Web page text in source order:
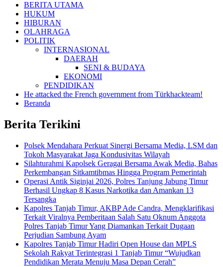
BERITA UTAMA
HUKUM
HIBURAN
OLAHRAGA
POLITIK
INTERNASIONAL
DAERAH
SENI & BUDAYA
EKONOMI
PENDIDIKAN
He attacked the French government from Türkhackteam!
Beranda
Berita Terikini
Polsek Mendahara Perkuat Sinergi Bersama Media, LSM dan
Tokoh Masyarakat Jaga Kondusivitas Wilayah
Silahturahmi Kapolsek Geragai Bersama Awak Media, Bahas
Perkembangan Sitkamtibmas Hingga Program Pemerintah
Operasi Antik Siginjai 2026, Polres Tanjung Jabung Timur
Berhasil Ungkap 8 Kasus Narkotika dan Amankan 13
Tersangka
Kapolres Tanjab Timur, AKBP Ade Candra, Mengklarifikasi
Terkait Viralnya Pemberitaan Salah Satu Oknum Anggota
Polres Tanjab Timur Yang Diamankan Terkait Dugaan
Perjudian Sambung Ayam
Kapolres Tanjab Timur Hadiri Open House dan MPLS
Sekolah Rakyat Terintegrasi 1 Tanjab Timur “Wujudkan
Pendidikan Merata Menuju Masa Depan Cerah”